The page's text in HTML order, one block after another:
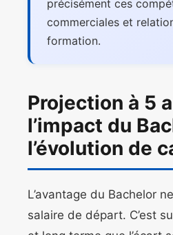
précisément ces
commerciales et
formation.
Projection à 5
l’impact du
l’évolution de
L’avantage du Bachelor
salaire de départ. C’est